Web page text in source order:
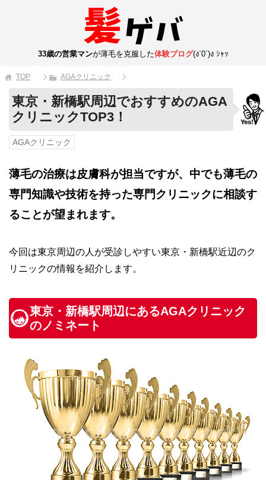
33歳の営業マンが薄毛を克服した体験ブログ(ง`0´)ง ｼｬｯ
TOP AGAクリニック
東京・新橋駅周辺でおすすめのAGA
クリニックTOP3！
AGAクリニック
薄毛の治療は皮膚科が担当ですが、中でも薄毛の
専門知識や技術を持った専門クリニックに相談す
ることが望まれます。
今回は東京周辺の人が受診しやすい東京・新橋駅近辺のク
リニックの情報を紹介します。
東京・新橋駅周辺にあるAGAクリニック
のノミネート